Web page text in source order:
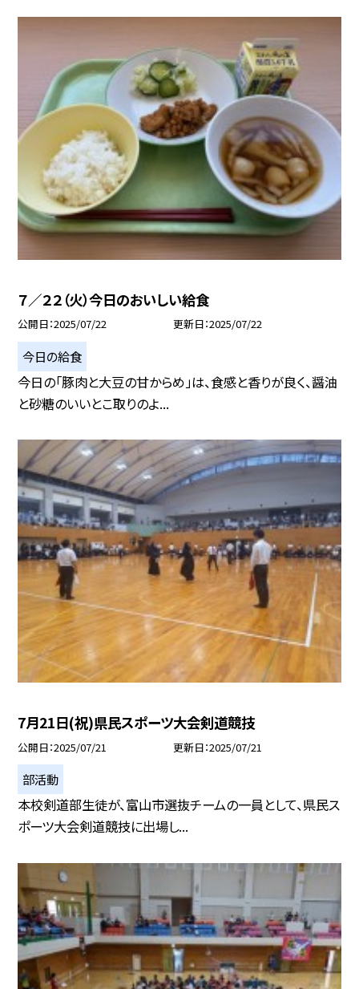
７／２２（火）今日のおいしい給食
公開日 2025/07/22 更新日 2025/07/22
今日の給食
今日の「豚肉と大豆の甘からめ」は、食感と香りが良く、醤油
と砂糖のいいとこ取りのよ...
7月21日(祝)県民スポーツ大会剣道競技
公開日 2025/07/21 更新日 2025/07/21
部活動
本校剣道部生徒が、富山市選抜チームの一員として、県民ス
ポーツ大会剣道競技に出場し...